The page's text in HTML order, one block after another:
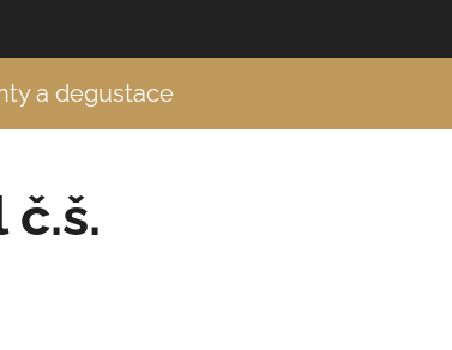
a degustace